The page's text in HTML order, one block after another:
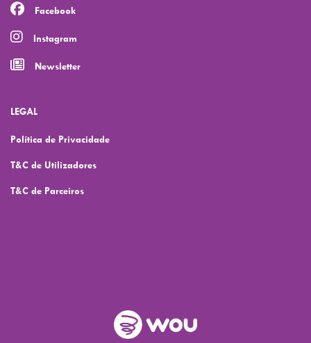
Facebook
Instagram
Newsletter
LEGAL
Política de Privacidade
T&C de Utilizadores
T&C de Parceiros